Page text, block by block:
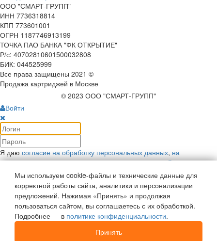
ООО "СМАРТ-ГРУПП"
ИНН 7736318814
КПП 773601001
ОГРН 1187746913199
ТОЧКА ПАО БАНКА "ФК ОТКРЫТИЕ"
Р/с: 40702810601500032808
БИК: 044525999
Все права защищены 2021 ©
Продажа картриджей в Москве
© 2023 ООО "СМАРТ-ГРУПП"
Войти
Я даю согласие на обработку персональных данных, на
рекламную коммуникациюи соглашаюсь сполитикой
конфиденциальности
Войти
Напомнить пароль
Войти как пользователь:
Регистрация
Мы используем cookie-файлы и технические данные для
корректной работы сайта, аналитики и персонализации
предложений. Нажимая «Принять» и продолжая
пользоваться сайтом, вы соглашаетесь с их обработкой.
Подробнее — в политике конфиденциальности.
Принять